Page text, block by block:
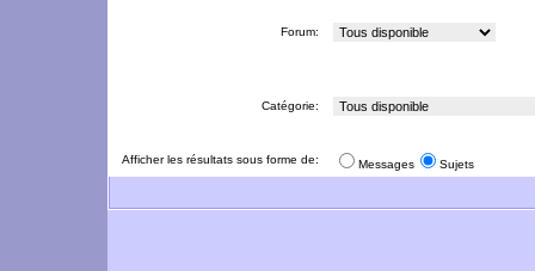
Forum:
Catégorie:
Afficher les résultats sous forme de: Messages Sujets